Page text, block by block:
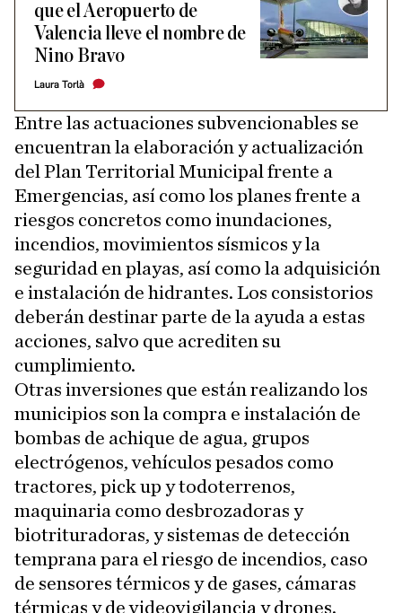
que el Aeropuerto de
Valencia lleve el nombre de
Nino Bravo
Laura Torlà
Entre las actuaciones subvencionables se
encuentran la elaboración y actualización
del Plan Territorial Municipal frente a
Emergencias, así como los planes frente a
riesgos concretos como inundaciones,
incendios, movimientos sísmicos y la
seguridad en playas, así como la adquisición
e instalación de hidrantes. Los consistorios
deberán destinar parte de la ayuda a estas
acciones, salvo que acrediten su
cumplimiento.
Otras inversiones que están realizando los
municipios son la compra e instalación de
bombas de achique de agua, grupos
electrógenos, vehículos pesados como
tractores, pick up y todoterrenos,
maquinaria como desbrozadoras y
biotrituradoras, y sistemas de detección
temprana para el riesgo de incendios, caso
de sensores térmicos y de gases, cámaras
térmicas y de videovigilancia y drones.